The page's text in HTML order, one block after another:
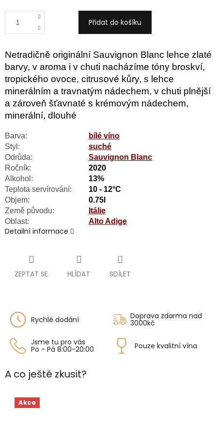
Přidat do košíku
Netradičně originální Sauvignon Blanc lehce zlaté
barvy, v aroma i v chuti nacházíme tóny broskví,
tropického ovoce, citrusové kůry, s lehce
minerálním a travnatým nádechem, v chuti plnější
a zároveň šťavnaté s krémovým nádechem,
minerální, dlouhé
Barva:
bílé víno
Styl:
suché
Odrůda:
Sauvignon Blanc
Ročník:
2020
Alkohol:
13%
Teplota servírování:
10 - 12°C
Objem:
0.75l
Země původu:
Itálie
Oblast:
Alto Adige
Detailní informace
ZEPTAT SE HLÍDAT SDÍLET
Rychlé dodání Doprava zdarma nad
3000kč
Jsme tu pro vás
Po - Pá 8:00-20:00 Pouze kvalitní vína
A co ještě zkusit?
Akce